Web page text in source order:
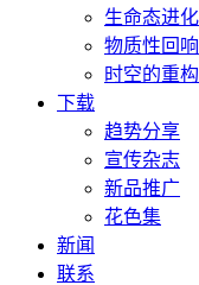
生命态进化
物质性回响
时空的重
下载
趋势分享
宣传杂志
新品推广
花色集
新闻
联系